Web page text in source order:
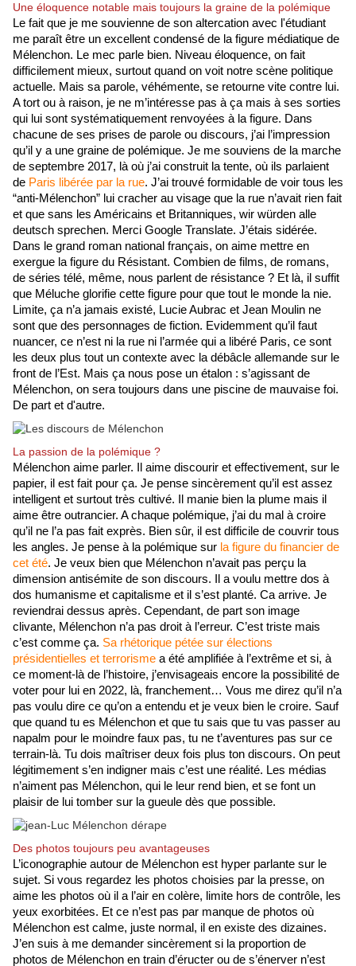
Une éloquence notable mais toujours la graine de la polémique
Le fait que je me souvienne de son altercation avec l'étudiant
me paraît être un excellent condensé de la figure médiatique de
Mélenchon. Le mec parle bien. Niveau éloquence, on fait
difficilement mieux, surtout quand on voit notre scène politique
actuelle. Mais sa parole, véhémente, se retourne vite contre lui.
A tort ou à raison, je ne m’intéresse pas à ça mais à ses sorties
qui lui sont systématiquement renvoyées à la figure. Dans
chacune de ses prises de parole ou discours, j’ai l’impression
qu’il y a une graine de polémique. Je me souviens de la marche
de septembre 2017, là où j’ai construit la tente, où ils parlaient
de Paris libérée par la rue. J’ai trouvé formidable de voir tous les
“anti-Mélenchon” lui cracher au visage que la rue n’avait rien fait
et que sans les Américains et Britanniques, wir würden alle
deutsch sprechen. Merci Google Translate. J’étais sidérée.
Dans le grand roman national français, on aime mettre en
exergue la figure du Résistant. Combien de films, de romans,
de séries télé, même, nous parlent de résistance ? Et là, il suffit
que Méluche glorifie cette figure pour que tout le monde la nie.
Limite, ça n’a jamais existé, Lucie Aubrac et Jean Moulin ne
sont que des personnages de fiction. Evidemment qu’il faut
nuancer, ce n’est ni la rue ni l’armée qui a libéré Paris, ce sont
les deux plus tout un contexte avec la débâcle allemande sur le
front de l’Est. Mais ça nous pose un étalon : s’agissant de
Mélenchon, on sera toujours dans une piscine de mauvaise foi.
De part et d'autre.
La passion de la polémique ?
Mélenchon aime parler. Il aime discourir et effectivement, sur le
papier, il est fait pour ça. Je pense sincèrement qu’il est assez
intelligent et surtout très cultivé. Il manie bien la plume mais il
aime être outrancier. A chaque polémique, j’ai du mal à croire
qu’il ne l’a pas fait exprès. Bien sûr, il est difficile de couvrir tous
les angles. Je pense à la polémique sur la figure du financier de
cet été. Je veux bien que Mélenchon n’avait pas perçu la
dimension antisémite de son discours. Il a voulu mettre dos à
dos humanisme et capitalisme et il s’est planté. Ca arrive. Je
reviendrai dessus après. Cependant, de part son image
clivante, Mélenchon n’a pas droit à l’erreur. C’est triste mais
c’est comme ça. Sa rhétorique pétée sur élections
présidentielles et terrorisme a été amplifiée à l’extrême et si, à
ce moment-là de l’histoire, j’envisageais encore la possibilité de
voter pour lui en 2022, là, franchement… Vous me direz qu’il n’a
pas voulu dire ce qu’on a entendu et je veux bien le croire. Sauf
que quand tu es Mélenchon et que tu sais que tu vas passer au
napalm pour le moindre faux pas, tu ne t’aventures pas sur ce
terrain-là. Tu dois maîtriser deux fois plus ton discours. On peut
légitimement s’en indigner mais c’est une réalité. Les médias
n’aiment pas Mélenchon, qui le leur rend bien, et se font un
plaisir de lui tomber sur la gueule dès que possible.
Des photos toujours peu avantageuses
L’iconographie autour de Mélenchon est hyper parlante sur le
sujet. Si vous regardez les photos choisies par la presse, on
aime les photos où il a l’air en colère, limite hors de contrôle, les
yeux exorbitées. Et ce n’est pas par manque de photos où
Mélenchon est calme, juste normal, il en existe des dizaines.
J’en suis à me demander sincèrement si la proportion de
photos de Mélenchon en train d’éructer ou de s’énerver n’est